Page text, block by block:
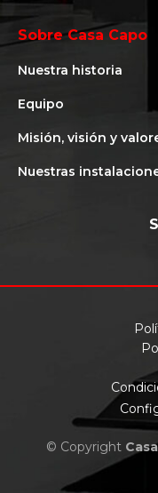
Sobre Casa Capo
Nuestra historia
Equipo
Misión, visión y
Nuestras
© Copyright